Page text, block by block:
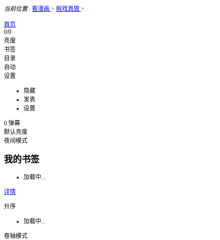
当前位置: 看漫画 > 假戏真做 >
首页
0/0
亮度
书签
目录
自动
设置
隐藏
发表
设置
0 弹幕
默认亮度
夜间模式
我的书签
加载中...
详情
升序
加载中...
卷轴模式